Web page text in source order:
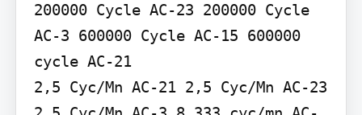
200000 Cycle AC-23 200000 Cycle
AC-3 600000 Cycle AC-15 600000
cycle AC-21
2,5 Cyc/Mn AC-21 2,5 Cyc/Mn AC-23